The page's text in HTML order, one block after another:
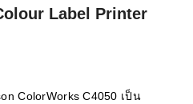
Label Printer
ColorWorks C4050 เป็น